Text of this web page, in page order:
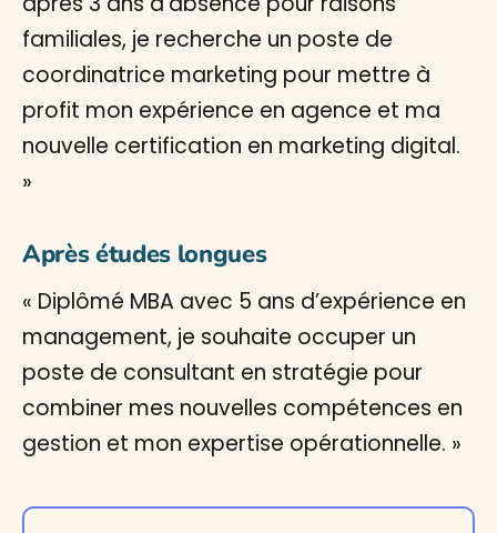
familiales, je recherche un poste de
coordinatrice marketing pour mettre à
profit mon expérience en agence et ma
nouvelle certification en marketing digital.
»
Après études longues
« Diplômé MBA avec 5 ans d’expérience en
management, je souhaite occuper un
poste de consultant en stratégie pour
combiner mes nouvelles compétences en
gestion et mon expertise opérationnelle. »